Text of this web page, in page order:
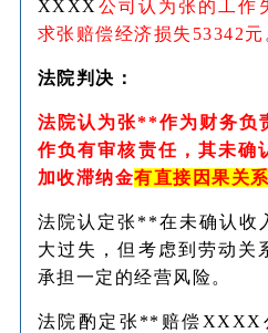
XXXX 公司认为张的工作
求张赔偿经济损失53342元
法院判决：
法院认为张**作为财务负
作负有审核责任，其未确
加收滞纳金有直接因果关系
法院认定张**在未确认收
大过失，但考虑到劳动关
承担一定的经营风险。
法院酌定张**赔偿XXXX